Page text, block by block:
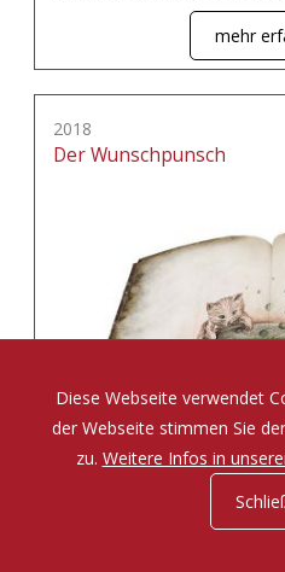
mehr
2018
Der Wunschpunsch
Eine Zauberposse von
Diese Webseite verwendet
der Webseite stimmen Sie
zu. Weitere Infos in